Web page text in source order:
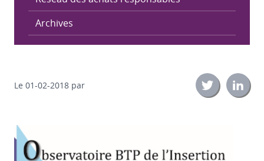
Archives
Le 01-02-2018 par Twitter